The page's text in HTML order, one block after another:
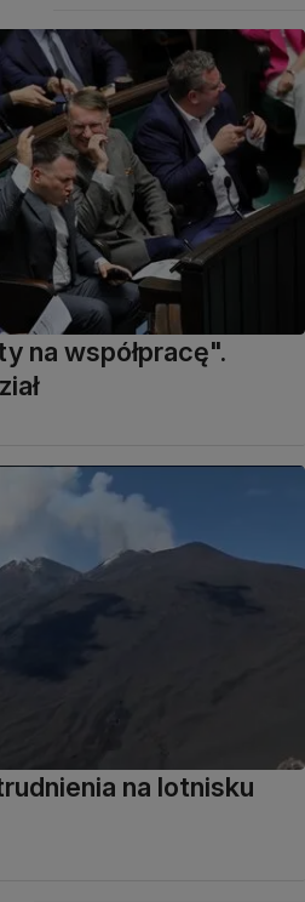
na współpracę".
na lotnisku